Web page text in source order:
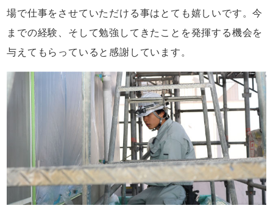
場で仕事をさせていただける事はとても嬉しいです。今
までの経験、そして勉強してきたことを発揮する機会を
与えてもらっていると感謝しています。